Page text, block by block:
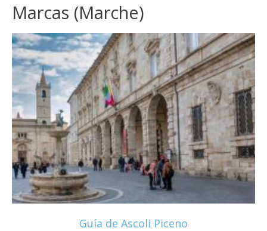
Marcas (Marche)
Guía de Ascoli Piceno